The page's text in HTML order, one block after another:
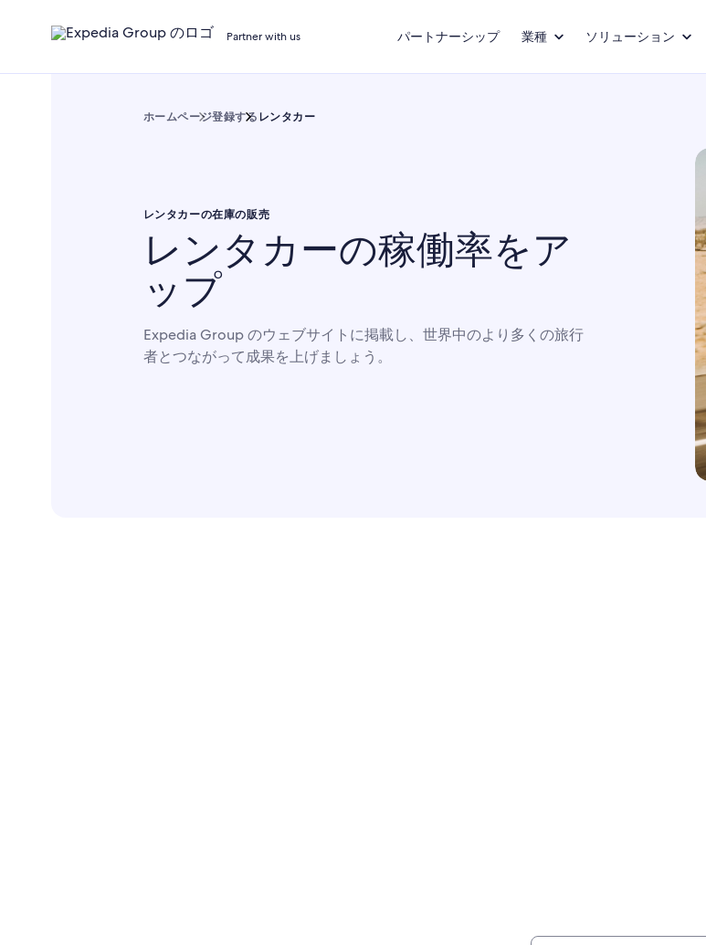
Partner with us パートナーシップ 業種 ソリューション
ホームページ登録する レンタカー
レンタカーの在庫の販売
レンタカーの稼働率をア
ップ
Expedia Group のウェブサイトに掲載し、世界中のより多くの旅行
者とつながって成果を上げましょう。